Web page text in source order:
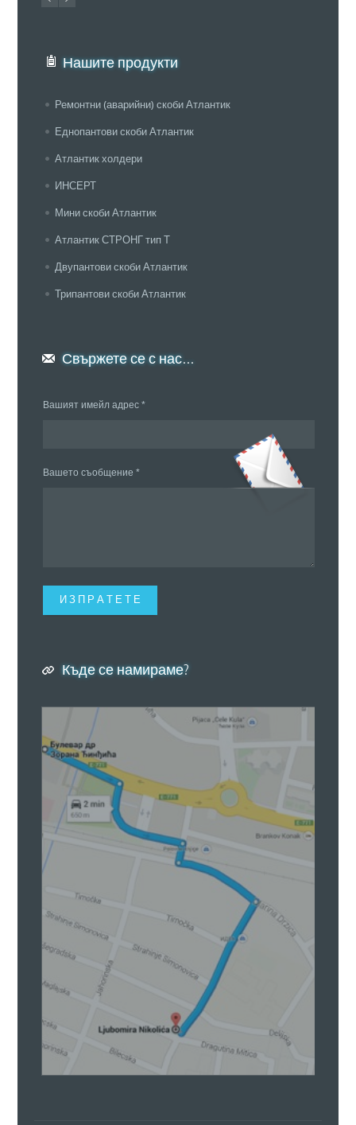
Нашите продукти
Ремонтни (аварийни) скоби Атлантик
Еднопантови скоби Атлантик
Атлантик холдери
ИНСЕРТ
Мини скоби Атлантик
Атлантик СТРОНГ тип Т
Двупантови скоби Атлантик
Трипантови скоби Атлантик
Свържете се с нас...
Вашият имейл адрес *
Вашето cъобщение *
И З П Р А Т Е Т Е
Къде се намираме?